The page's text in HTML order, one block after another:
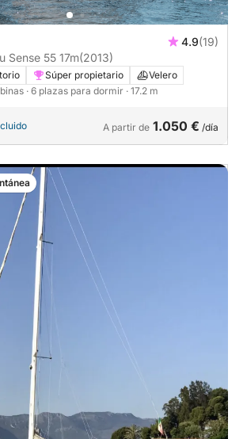
4.9(19)
Sense 55 17m(2013)
Súper propietario
Velero
· 6 plazas para dormir · 17.2 m
A partir de 1.050 € /día